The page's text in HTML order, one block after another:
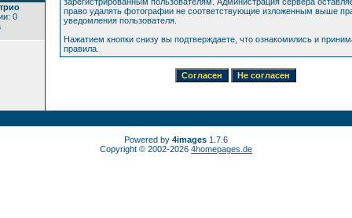
0
право удалять фотографии не соответствующие изложенным выше
уведомления пользователя.
Нажатием кнопки снизу вы подтверждаете, что ознакомились и
правила.
Powered by 4images 1.7.6
Copyright © 2002-2026 4homepages.de